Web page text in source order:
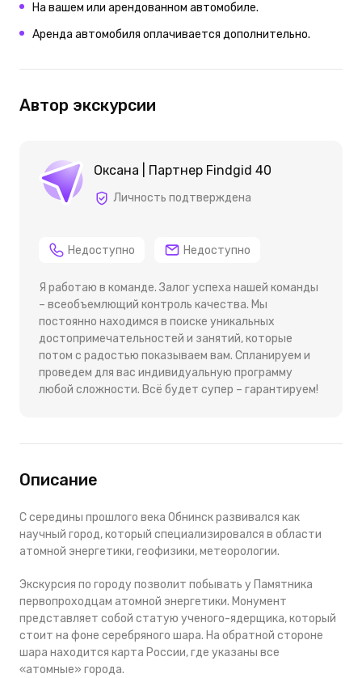
На вашем или арендованном автомобиле.
Аренда автомобиля оплачивается дополнительно.
Автор экскурсии
Оксана | Партнер Findgid 40
Личность подтверждена
Недоступно Недоступно
Я работаю в команде. Залог успеха нашей команды
– всеобъемлющий контроль качества. Мы
постоянно находимся в поиске уникальных
достопримечательностей и занятий, которые
потом с радостью показываем вам. Спланируем и
проведем для вас индивидуальную программу
любой сложности. Всё будет супер – гарантируем!
Описание
С середины прошлого века Обнинск развивался как
научный город, который специализировался в области
атомной энергетики, геофизики, метеорологии.
Экскурсия по городу позволит побывать у Памятника
первопроходцам атомной энергетики. Монумент
представляет собой статую ученого-ядерщика, который
стоит на фоне серебряного шара. На обратной стороне
шара находится карта России, где указаны все
«атомные» города.